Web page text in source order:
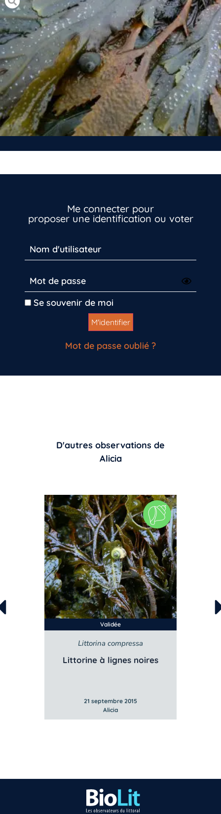
Me connecter pour
proposer une identification ou voter
Se souvenir de moi
Mot de passe oublié ?
D'autres observations de
Alicia
Validée
Littorina compressa
Littorine à lignes noires
21 septembre 2015
Alicia